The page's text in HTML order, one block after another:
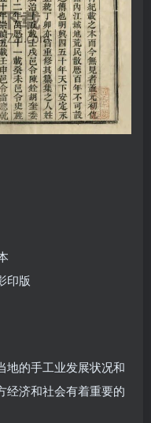
印版
地的手工业发展状况和
经济和社会有着重要的